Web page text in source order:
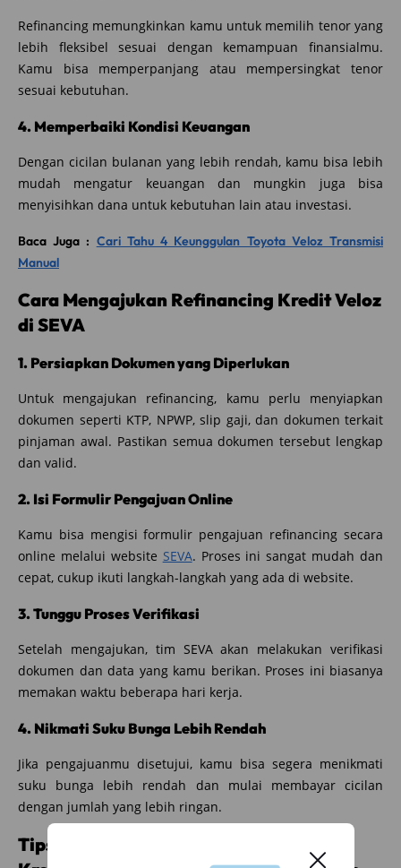
Refinancing memungkinkan kamu untuk memilih tenor yang
lebih fleksibel sesuai dengan kemampuan finansialmu.
Kamu bisa memperpanjang atau mempersingkat tenor
sesuai kebutuhan.
4. Memperbaiki Kondisi Keuangan
Dengan cicilan bulanan yang lebih rendah, kamu bisa lebih
mudah mengatur keuangan dan mungkin juga bisa
menyisihkan dana untuk kebutuhan lain atau investasi.
Baca Juga : Cari Tahu 4 Keunggulan Toyota Veloz Transmisi
Manual
Cara Mengajukan Refinancing Kredit Veloz
di SEVA
1. Persiapkan Dokumen yang Diperlukan
Untuk mengajukan refinancing, kamu perlu menyiapkan
dokumen seperti KTP, NPWP, slip gaji, dan dokumen terkait
pinjaman awal. Pastikan semua dokumen tersebut lengkap
dan valid.
2. Isi Formulir Pengajuan Online
Kamu bisa mengisi formulir pengajuan refinancing secara
online melalui website SEVA. Proses ini sangat mudah dan
cepat, cukup ikuti langkah-langkah yang ada di website.
3. Tunggu Proses Verifikasi
Setelah mengajukan, tim SEVA akan melakukan verifikasi
dokumen dan data yang kamu berikan. Proses ini biasanya
memakan waktu beberapa hari kerja.
4. Nikmati Suku Bunga Lebih Rendah
Jika pengajuanmu disetujui, kamu bisa segera menikmati
suku bunga lebih rendah dan mulai membayar cicilan
dengan jumlah yang lebih ringan.
Tips Sukses Mengajukan Refinancing